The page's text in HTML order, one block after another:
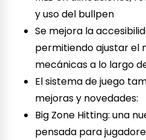
y uso del bullpen
Se mejora la
permitiendo ajustar el
mecánicas a lo largo
El sistema de juego
mejoras y novedades:
Big Zone Hitting: una
pensada para